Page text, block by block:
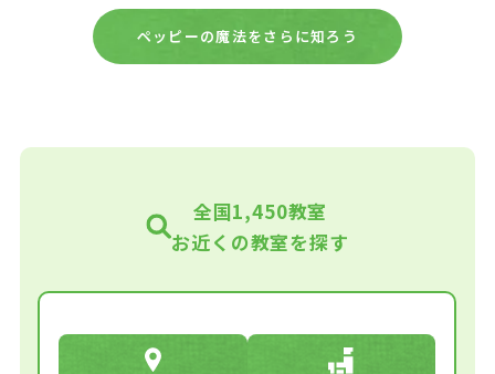
ペッピーの魔法をさらに知ろう
全国1,450教室
お近くの教室を探す